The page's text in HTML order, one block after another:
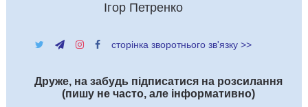
Ігор Петренко
сторінка зворотнього зв'язку >>
Друже, на забудь підписатися на розсилання
(пишу не часто, але інформативно)